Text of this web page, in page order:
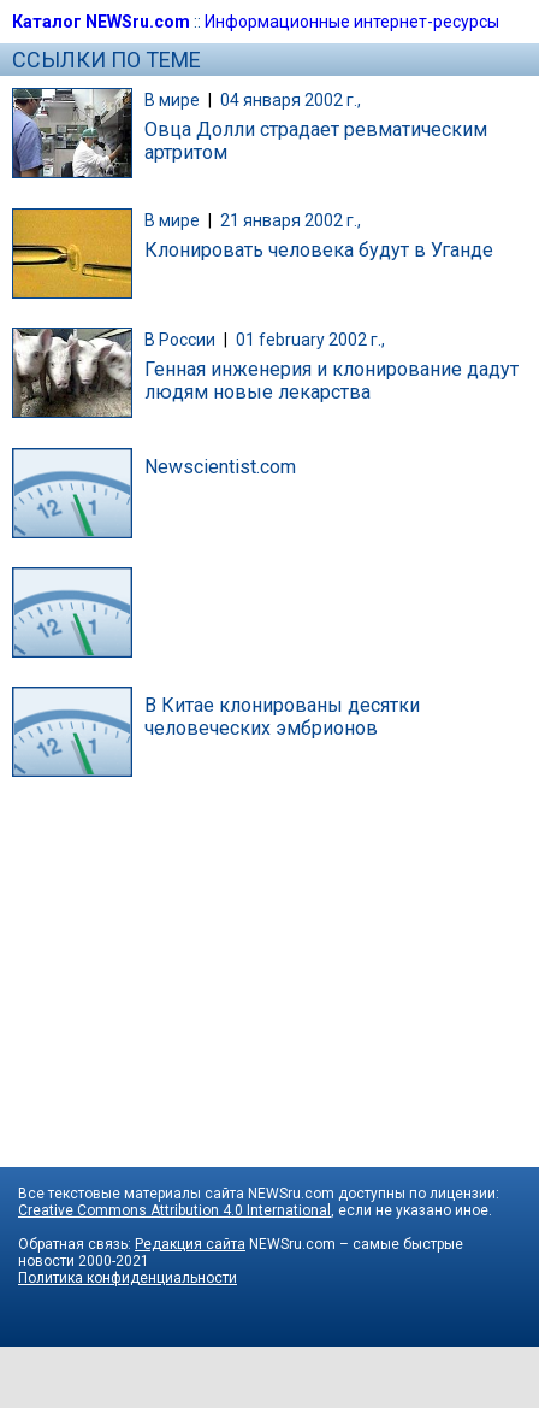
Каталог NEWSru.com :: Информационные интернет-ресурсы
ССЫЛКИ ПО ТЕМЕ
В мире | 04 января 2002 г.,
Овца Долли страдает ревматическим
артритом
В мире 21 января 2002 г.,
Клонировать человека будут в Уганде
В России 01 february 2002 г.,
Генная инженерия и клонирование дадут
людям новые лекарства
Newscientist.com
В Китае клонированы десятки
человеческих эмбрионов
Все текстовые материалы сайта NEWSru.com доступны по лицензии:
Creative Commons Attribution 4.0 International , если не указано иное.
Обратная связь: Редакция сайта NEWSru.com – самые быстрые
новости 2000-2021
Политика конфиденциальности